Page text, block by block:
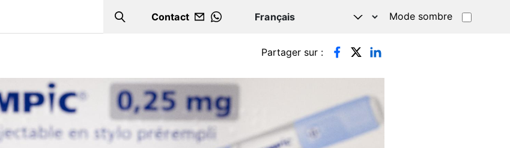
Search
Contact
WHATSAPP
Mode sombre
Partager sur :